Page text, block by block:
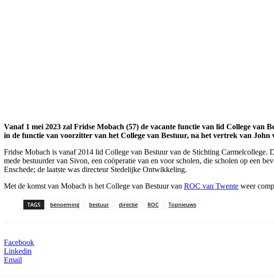
Vanaf 1 mei 2023 zal Fridse Mobach (57) de vacante functie van lid College
in de functie van voorzitter van het College van Bestuur, na het vertrek van John
Fridse Mobach is vanaf 2014 lid College van Bestuur van de Stichting
mede bestuurder van Sivon, een coöperatie van en voor scholen, die scholen op een
Enschede; de laatste was directeur Stedelijke Ontwikkeling.
Met de komst van Mobach is het College van Bestuur van ROC van Twente weer
TAGS benoeming bestuur directie ROC Topnieuws
Facebook
Linkedin
Email